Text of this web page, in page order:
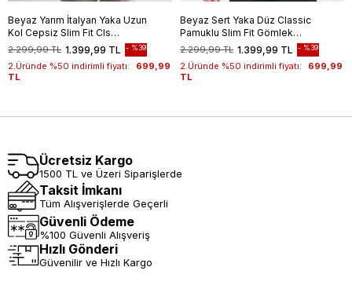
Beyaz Yarım İtalyan Yaka Uzun
Kol Cepsiz Slim Fit Cls
Gömlek 1004255174
1.399,99 TL
2.299,99 TL %39
2.Üründe %50 indirimli fiyatı:
699,99
TL
Beyaz Sert Yaka Düz Classic
Pamuklu Slim Fit Gömlek
1004250214 1.399,99 TL
2.299,99 TL %39
2.Üründe %50 indirimli fiyatı:
699,99
TL
Ücretsiz Kargo
1500 TL ve Üzeri Siparişlerde
Taksit İmkanı
Tüm Alışverişlerde Geçerli
Güvenli Ödeme
%100 Güvenli Alışveriş
Hızlı Gönderi
Güvenilir ve Hızlı Kargo